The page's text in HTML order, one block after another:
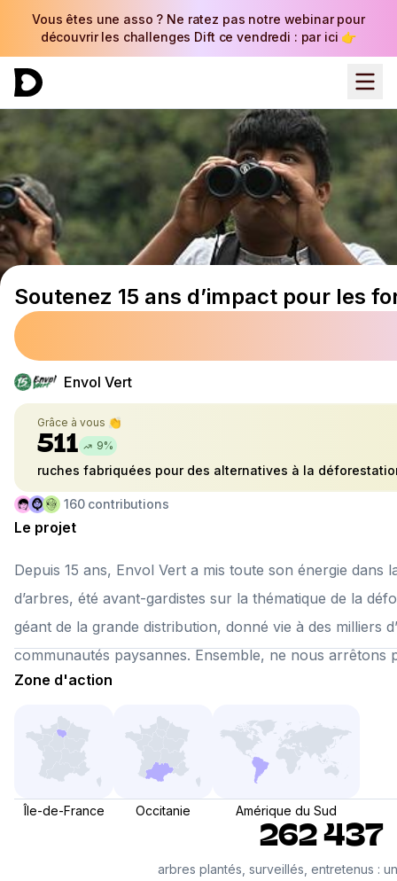
Vous êtes une asso ? Ne ratez pas notre webinar pour
découvrir les challenges Dift ce vendredi : par ici 👉
Soutenez 15 ans d’impact pour les
Envol Vert
Grâce à vous 👏
511 9%
ruches fabriquées pour des alternatives à la
160 contributions
Le projet
Depuis 15 ans, Envol Vert a mis toute son énergie
d’arbres, été avant-gardistes sur la thématique de la
géant de la grande distribution, donné vie à des milliers
communautés paysannes. Ensemble, ne nous arrêtons
Zone d'action
Île-de-France Occitanie Amérique du Sud
262 437
arbres plantés, surveillés, entretenus :